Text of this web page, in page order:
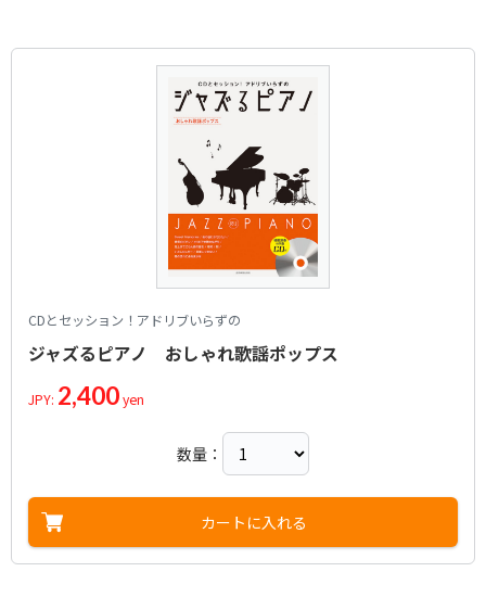
CDとセッション！アドリブいらずの
ジャズるピアノ おしゃれ歌謡ポップス
JPY: 2,400yen
数量：
カートに入れる